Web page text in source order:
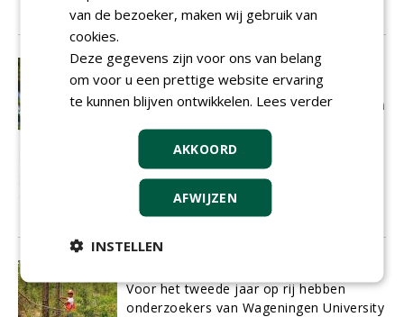
01-08-2015
12 sec
Bomen voor bijen
Vanaf de eerste mooie dag in de lente
tot de laatste zonnige najaarsdag vliegen
verzamelen. Naast bloemen van kruiden
en planten spelen ook
bloeiende bomen
een grote rol in de voedselvoorziening
van de bij.
01-08-2015
8 sec
Voor het tweede jaar op rij hebben
onderzoekers van Wageningen University
van de bezoeker, maken wij gebruik van
cookies.
Deze gegevens zijn voor ons van belang
om voor u een prettige website ervaring
te kunnen blijven ontwikkelen. Lees verder
AKKOORD
AFWIJZEN
INSTELLEN